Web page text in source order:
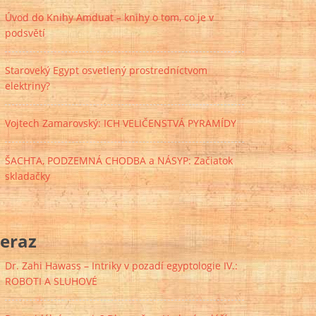
Úvod do Knihy Amduat – knihy o tom, co je v
podsvětí
Staroveký Egypt osvetlený prostredníctvom
elektriny?
Vojtech Zamarovský: ICH VELIČENSTVÁ PYRAMÍDY
ŠACHTA, PODZEMNÁ CHODBA a NÁSYP: Začiatok
skladačky
Dr. Zahi Hawass – Intriky v pozadí egyptologie IV.:
ROBOTI A SLUHOVÉ